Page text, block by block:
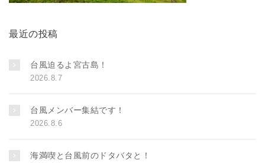
最近の投稿
台風迫るよ宮古島！
2026.8.7
台風メンバー集結です！
2026.8.6
海満喫と台風前のドタバタと！